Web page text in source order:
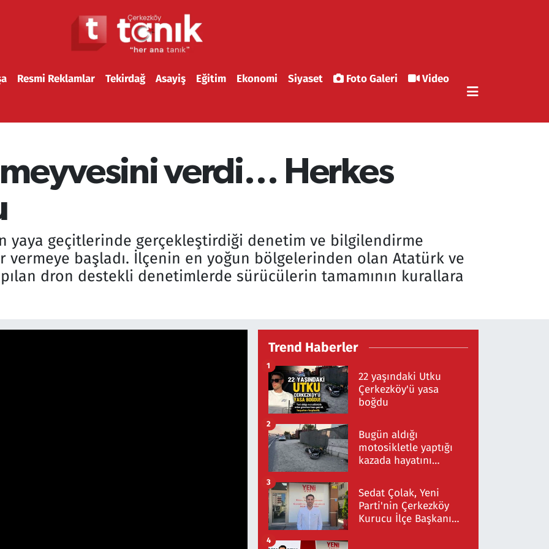
Resmi Reklamlar Tekirdağ Asayiş Eğitim Ekonomi Siyaset Foto Galeri
Video
verdi… Herkes
yaya geçitlerinde gerçekleştirdiği denetim ve bilgilendirme
vermeye başladı. İlçenin en yoğun bölgelerinden olan Atatürk ve
dron destekli denetimlerde sürücülerin tamamının kurallara
Trend Haberler
22 yaşındaki Utku
Çerkezköy'ü yasa
boğdu
1
Bugün aldığı
motosikletle yaptığı
kazada hayatını
2
Sedat Çolak, Yeni
Parti'nin Çerkezköy
Kurucu İlçe Başkanı
3
4